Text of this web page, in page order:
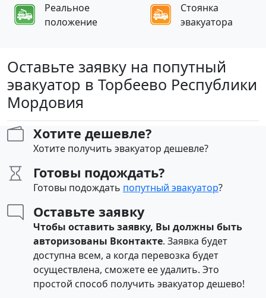
Реальное
положение
Стоянка
эвакуатора
Оставьте заявку на попутный
эвакуатор в Торбеево Республики
Мордовия
Хотите дешевле?
Хотите получить эвакуатор дешевле?
Готовы подождать?
Готовы подождать попутный эвакуатор?
Оставьте заявку
Чтобы оставить заявку, Вы должны быть
авторизованы Вконтакте. Заявка будет
доступна всем, а когда перевозка будет
осуществлена, сможете ее удалить. Это
простой способ получить эвакуатор дешево!